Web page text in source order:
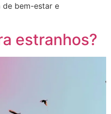
de bem-estar e
estranhos?